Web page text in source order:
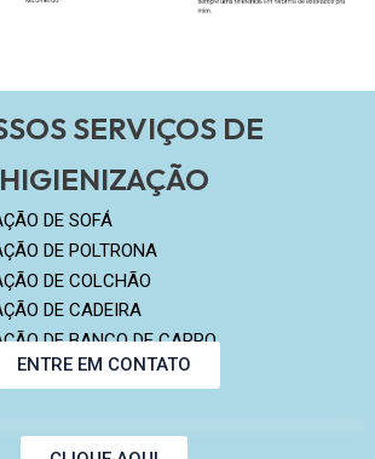
SERVIÇOS DE
HIGIENIZAÇÃO
DE SOFÁ
DE POLTRONA
DE COLCHÃO
DE CADEIRA
DE BANCO DE CARRO
DE PUFF
ENTRE EM CONTATO